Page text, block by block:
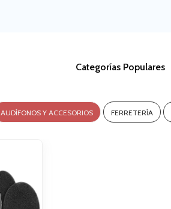
Categorías Populares
AUDÍFONOS Y ACCESORIOS FERRETERÍA